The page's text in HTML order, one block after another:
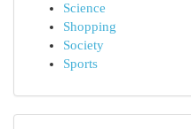
Science
Shopping
Society
Sports